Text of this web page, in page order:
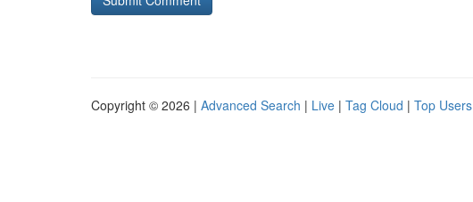
Copyright © 2026 | Advanced Search | Live | Tag Cloud | Top Users